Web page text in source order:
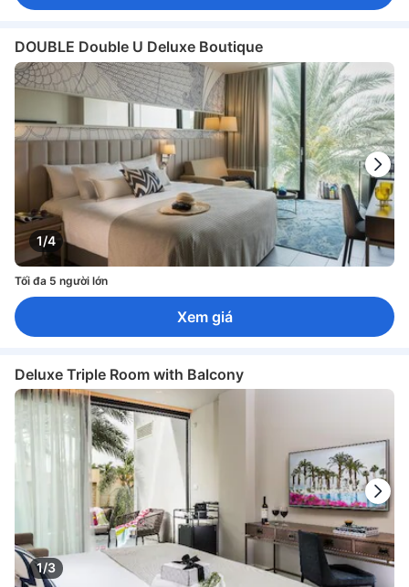
DOUBLE Double U Deluxe Boutique
1/4
Tối đa 5 người lớn
Xem giá
Deluxe Triple Room with Balcony
1/3